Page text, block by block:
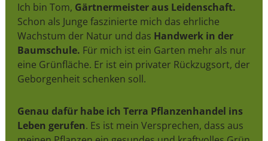
Ich bin Tom, Gärtnermeister aus Leidenschaft.
Schon als Junge faszinierte mich das ehrliche
Wachstum der Natur und das Handwerk in der
Baumschule. Für mich ist ein Garten mehr als nur
eine Grünfläche. Er ist ein privater Rückzugsort, der
Geborgenheit schenken soll.
Genau dafür habe ich Terra Pflanzenhandel ins
Leben gerufen. Es ist mein Versprechen, dass aus